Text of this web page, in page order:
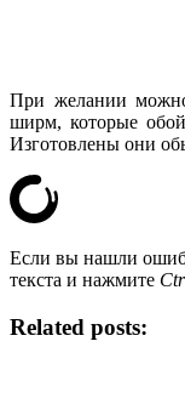
При желании можно
ширм, которые
Изготовлены они
Если вы нашли
текста и нажмите
Related posts: